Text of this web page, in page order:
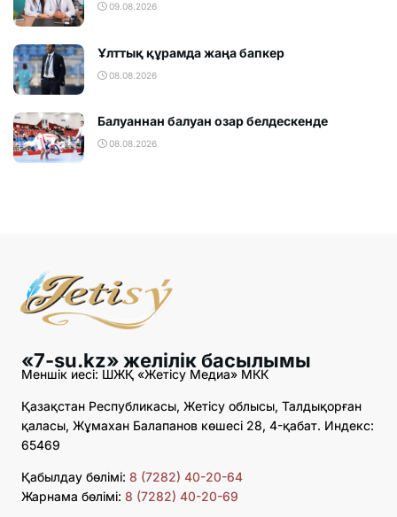
09.08.2026
Ұлттық құрамда жаңа бапкер
08.08.2026
Балуаннан балуан озар белдескенде
08.08.2026
«7-su.kz» желілік басылымы
Меншік иесі: ШЖҚ «Жетісу Медиа» МКК
Қазақстан Республикасы, Жетісу облысы, Талдықорған
қаласы, Жұмахан Балапанов көшесі 28, 4-қабат. Индекс:
65469
Қабылдау бөлімі: 8 (7282) 40-20-64
Жарнама бөлімі: 8 (7282) 40-20-69